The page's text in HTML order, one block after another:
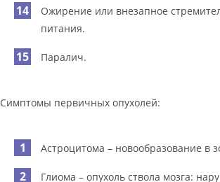
Ожирение или внезапное
питания.
Паралич.
Симптомы первичных опухолей:
Астроцитома – новообразование в
Глиома – опухоль ствола мозга: